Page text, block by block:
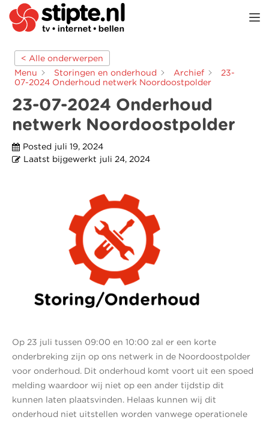
< Alle onderwerpen
Menu
Storingen en onderhoud Archief
23-
07-2024 Onderhoud netwerk Noordoostpolder
23-07-2024 Onderhoud
netwerk Noordoostpolder
Posted juli 19, 2024
Laatst bijgewerkt juli 24, 2024
Op 23 juli tussen 09:00 en 10:00 zal er een korte
onderbreking zijn op ons netwerk in de Noordoostpolder
voor onderhoud. Dit onderhoud komt voort uit een spoed
melding waardoor wij niet op een ander tijdstip dit
kunnen laten plaatsvinden. Helaas kunnen wij dit
onderhoud niet uitstellen worden vanwege operationele